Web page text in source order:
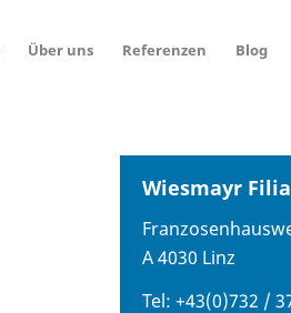
Über uns Referenzen Blog
Wiesmayr
A 4030 Linz
Tel: +43(0)732 /